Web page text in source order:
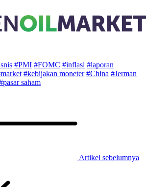
#PMI #FOMC #inflasi #laporan
#kebijakan moneter #China #Jerman
saham
Artikel sebelumnya